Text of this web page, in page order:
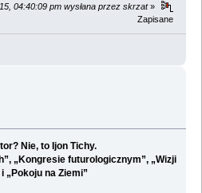
04:40:09 pm wysłana przez skrzat»
Zapisane
Nie, to Ijon Tichy.
„Kongresie futurologicznym”, „Wizji
„Pokoju na Ziemi”